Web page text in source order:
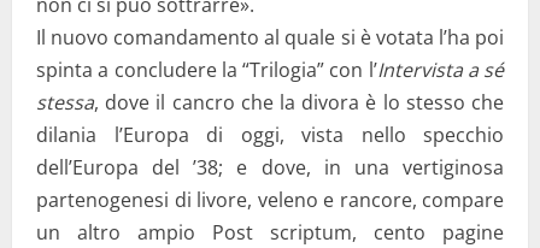
Il nuovo comandamento al quale si è votata l’ha poi
spinta a concludere la “Trilogia” con l’Intervista a sé
stessa, dove il cancro che la divora è lo stesso che
dilania l’Europa di oggi, vista nello specchio
dell’Europa del ’38; e dove, in una vertiginosa
partenogenesi di livore, veleno e rancore, compare
un altro ampio Post scriptum, cento pagine